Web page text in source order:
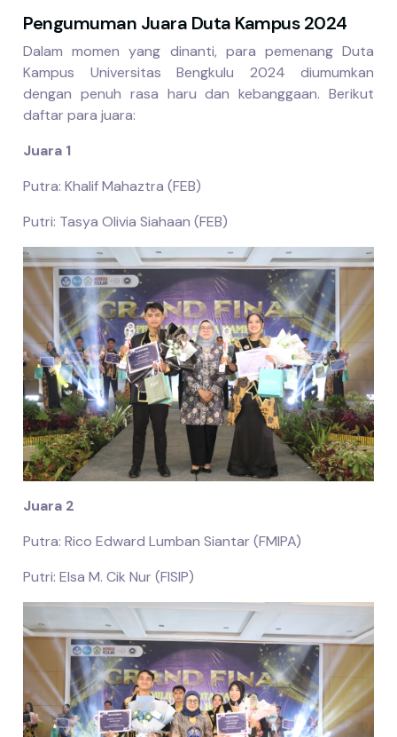
Pengumuman Juara Duta Kampus 2024
Dalam momen yang dinanti, para pemenang Duta
Kampus Universitas Bengkulu 2024 diumumkan
dengan penuh rasa haru dan kebanggaan. Berikut
daftar para juara:
Juara 1
Putra: Khalif Mahaztra (FEB)
Putri: Tasya Olivia Siahaan (FEB)
Juara 2
Putra: Rico Edward Lumban Siantar (FMIPA)
Putri: Elsa M. Cik Nur (FISIP)